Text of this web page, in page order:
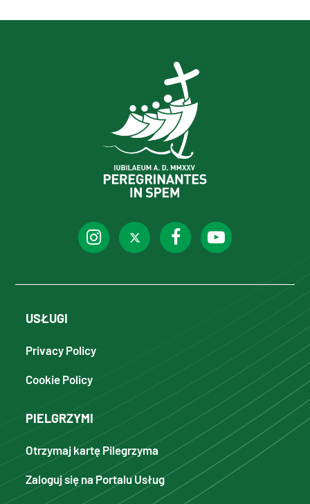
USŁUGI
Privacy Policy
Cookie Policy
PIELGRZYMI
Otrzymaj kartę Pilegrzyma
Zaloguj się na Portalu Usług